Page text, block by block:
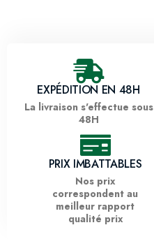
EXPÉDITION EN 48H
La livraison s'effectue sous
48H
PRIX IMBATTABLES
Nos prix
correspondent au
meilleur rapport
qualité prix